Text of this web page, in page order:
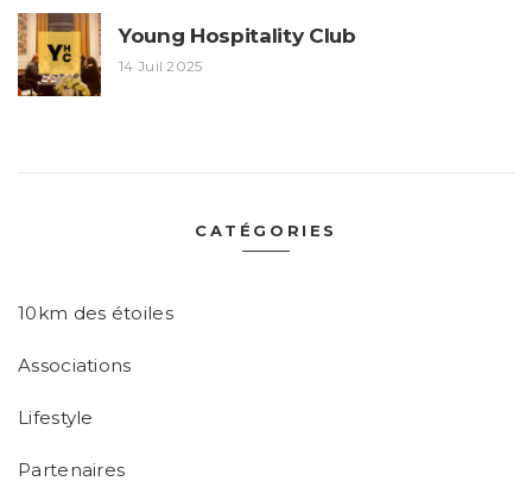
Young Hospitality Club
14 Juil 2025
CATÉGORIES
10km des étoiles
Associations
Lifestyle
Partenaires